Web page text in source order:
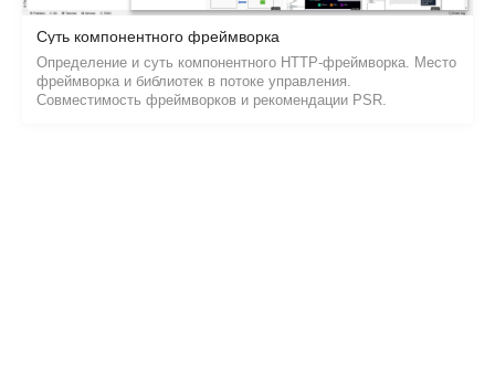
Суть компонентного фреймворка
Определение и суть компонентного HTTP-фреймворка. Место
фреймворка и библиотек в потоке управления.
Совместимость фреймворков и рекомендации PSR.